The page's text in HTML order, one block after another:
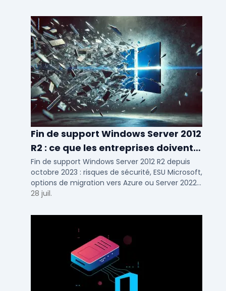
Fin de support Windows Server 2012
R2 : ce que les entreprises doivent
savoir
Fin de support Windows Server 2012 R2 depuis
octobre 2023 : risques de sécurité, ESU Microsoft,
options de migration vers Azure ou Server 2022
pour TPE, PME et ETI.
28 juil.